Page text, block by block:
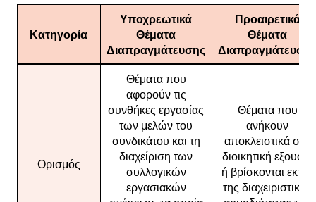
Κατηγορία
Υποχρεωτικά
Θέματα
Διαπραγμάτευσης
Προαιρετικά
Θέματα
Ορισμός
Θέματα που
αφορούν τις
συνθήκες εργασίας
των μελών του
συνδικάτου και τη
διαχείριση των
συλλογικών
εργασιακών
Θέματα που
ανήκουν
αποκλειστικά στη
διοικητική εξουσία
ή βρίσκονται εκτός
της διαχειριστικής